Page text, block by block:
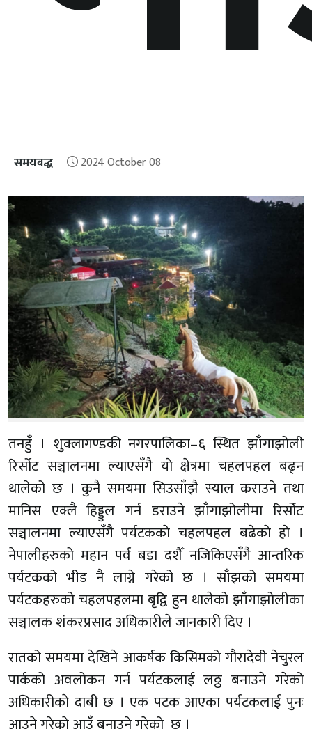
समयबद्ध 2024 October 08
तनहुँ । शुक्लागण्डकी नगरपालिका–६ स्थित झाँगाझोली
रिर्सोट सञ्चालनमा ल्याएसँगै याे क्षेत्रमा चहलपहल बढ्न
थालेको छ । कुनै समयमा सिउसाँझै स्याल कराउने तथा
मानिस एक्लै हिड्डुल गर्न डराउने झाँगाझोलीमा रिर्सोट
सञ्चालनमा ल्याएसँगै पर्यटककाे चहलपहल बढेकाे हाे ।
नेपालीहरुको महान पर्व बडा दशैँ नजिकिएसँगै आन्तरिक
पर्यटकको भीड नै लाग्ने गरेको छ । साँझको समयमा
पर्यटकहरुको चहलपहलमा बृद्वि हुन थालेको झाँगाझोलीका
सञ्चालक शंकरप्रसाद अधिकारीले जानकारी दिए ।
रातको समयमा देखिने आकर्षक किसिमको गौरादेवी नेचुरल
पार्कको अवलोकन गर्न पर्यटकलाई लठ्ठ बनाउने गरेको
अधिकारीकाे दाबी छ । एक पटक आएका पर्यटकलाई पुनः
आउने गरेकाे आउँ बनाउने गरेको छ ।